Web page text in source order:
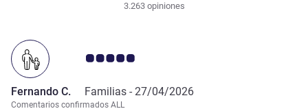
3.263 opiniones
Nota de clientes de Avis 5.0/5
Fernando C. Familias - 27/04/2026
Comentarios confirmados ALL